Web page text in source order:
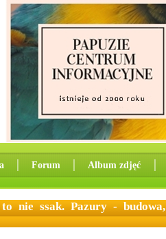
Forum Album zdjęć
to nie ssak. Pazury -